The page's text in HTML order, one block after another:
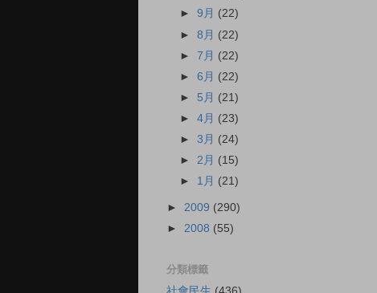
►9月 (22)
►8月 (22)
►7月 (22)
►6月 (22)
► 5月 (21)
►4月 (23)
►3月 (24)
►2月 (15)
► 1月 (21)
► 2009 (290)
► 2008 (55)
分類標籤